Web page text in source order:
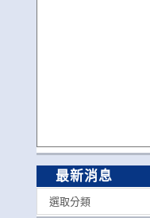
最新消息
選取分類